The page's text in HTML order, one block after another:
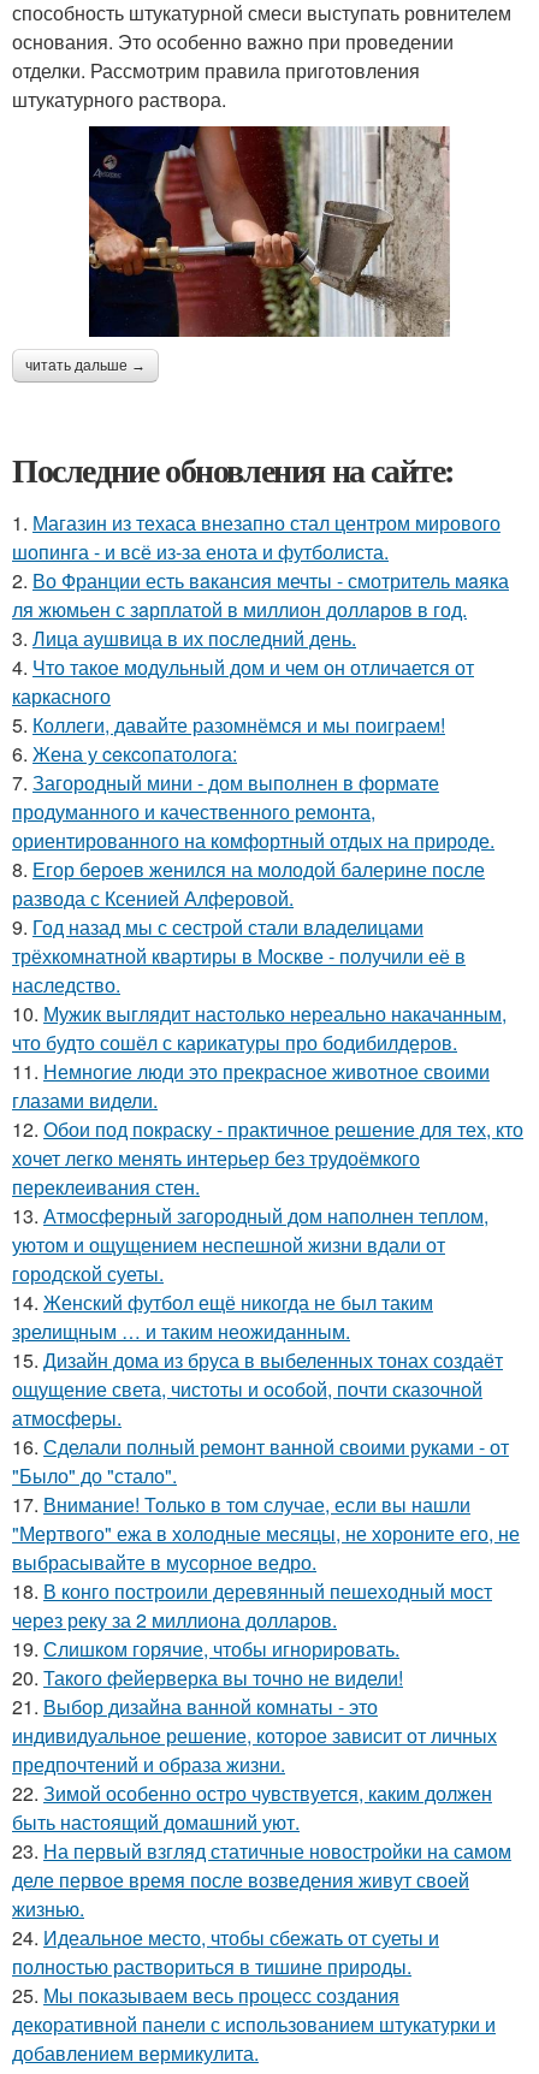
способность штукатурной смеси выступать ровнителем
основания. Это особенно важно при проведении
отделки. Рассмотрим правила приготовления
штукатурного раствора.
читать дальше →
Последние обновления на сайте:
1. Магазин из техаса внезапно стал центром мирового
шопинга - и всё из-за енота и футболиста.
2. Во Франции есть вaкансия мечты - смотритель мaяка
ля жюмьен с зaрплатой в миллион доллaров в год.
3. Лица аушвица в их последний день.
4. Что такое модульный дом и чем он отличается от
каркасного
5. Коллеги, давайте разомнёмся и мы поиграем!
6. Жена у ceкcопатолога:
7. Загородный мини - дом выполнен в формате
продуманного и качественного ремонта,
ориентированного на комфортный отдых на природе.
8. Егор бероев женился на молодой балерине после
развода с Ксенией Алферовой.
9. Год назад мы с сестрой стали владелицами
трёхкомнатной квартиры в Москве - получили её в
наследство.
10. Мужик выглядит настолько нереально накачанным,
что будто сошёл с карикатуры про бодибилдеров.
11. Немногие люди это прекрасное животное своими
глазами видели.
12. Обои под покраску - практичное решение для тех, кто
хочет легко менять интерьер без трудоёмкого
переклеивания стен.
13. Атмосферный загородный дом наполнен теплом,
уютом и ощущением неспешной жизни вдали от
городской суеты.
14. Женский футбол ещё никогда не был таким
зрелищным … и таким неожиданным.
15. Дизайн дома из бруса в выбеленных тонах создаёт
ощущение света, чистоты и особой, почти сказочной
атмосферы.
16. Сделали полный ремонт ванной своими руками - от
"Было" до "стало".
17. Внимание! Только в том случае, если вы нашли
"Мертвого" ежа в холодные месяцы, не хороните его, не
выбрасывайте в мусорное ведро.
18. В конго построили деревянный пешеходный мост
через реку за 2 миллиона долларов.
19. Слишком горячие, чтобы игнорировать.
20. Такого фейерверка вы точно не видели!
21. Выбор дизайна ванной комнаты - это
индивидуальное решение, которое зависит от личных
предпочтений и образа жизни.
22. Зимой особенно остро чувствуется, каким должен
быть настоящий домашний уют.
23. На первый взгляд статичные новостройки на самом
деле первое время после возведения живут своей
жизнью.
24. Идеальное место, чтобы сбежать от суеты и
полностью раствориться в тишине природы.
25. Мы показываем весь процесс создания
декоративной панели с использованием штукатурки и
добавлением вермикулита.